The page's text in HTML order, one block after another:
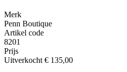
Merk
Penn Boutique
Artikel code
8201
Prijs
Uitverkocht € 135,00